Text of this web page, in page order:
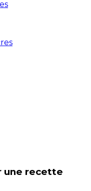
une recette